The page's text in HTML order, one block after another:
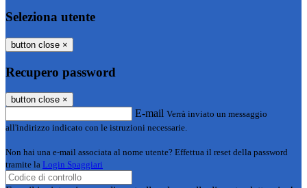
Seleziona utente
button close ×
Recupero password
button close ×
E-mail Verrà inviato un messaggio
all'indirizzo indicato con le istruzioni necessarie.
Non hai una e-mail associata al nome utente? Effettua il reset della password
tramite la Login Spaggiari